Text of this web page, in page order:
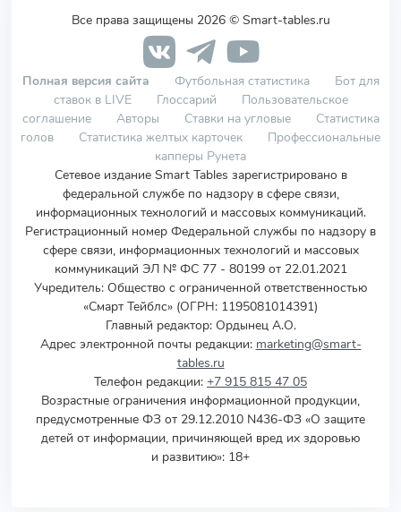
Все права защищены 2026 © Smart-tables.ru
Полная версия сайта Футбольная статистика
Бот для
ставок в LIVE
Глоссарий
Пользовательское
соглашение
Авторы Ставки на угловые
Статистика
голов
Статистика желтых карточек
Профессиональные
капперы Рунета
Сетевое издание Smart Tables зарегистрировано в
федеральной службе по надзору в сфере связи,
информационных технологий и массовых коммуникаций.
Регистрационный номер Федеральной службы по надзору в
сфере связи, информационных технологий и массовых
коммуникаций ЭЛ № ФС 77 - 80199 от 22.01.2021
Учредитель: Общество с ограниченной ответственностью
«Смарт Тейблс» (ОГРН: 1195081014391)
Главный редактор: Ордынец А.О.
Адрес электронной почты редакции: marketing@smart-
tables.ru
Телефон редакции: +7 915 815 47 05
Возрастные ограничения информационной продукции,
предусмотренные ФЗ от 29.12.2010 N436-ФЗ «О защите
детей от информации, причиняющей вред их здоровью
и развитию»: 18+